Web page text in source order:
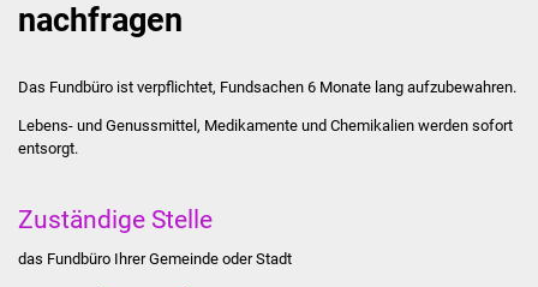
Stellenangebote
nachfragen
Das Fundbüro ist verpflichtet, Fundsachen 6 Monate lang aufzubewahren.
Lebens- und Genussmittel, Medikamente und Chemikalien werden sofort
entsorgt.
Zuständige Stelle
das Fundbüro Ihrer Gemeinde oder Stadt